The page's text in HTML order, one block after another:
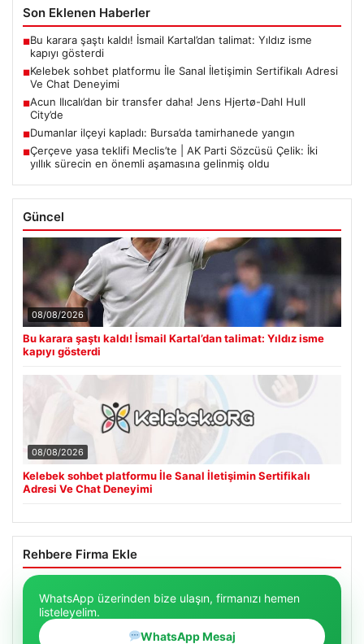
Son Eklenen Haberler
■Bu karara şaştı kaldı! İsmail Kartal’dan talimat: Yıldız isme
kapıyı gösterdi
■Kelebek sohbet platformu İle Sanal İletişimin Sertifikalı Adresi
Ve Chat Deneyimi
■Acun Ilıcalı’dan bir transfer daha! Jens Hjertø-Dahl Hull
City’de
■Dumanlar ilçeyi kapladı: Bursa’da tamirhanede yangın
■Çerçeve yasa teklifi Meclis’te | AK Parti Sözcüsü Çelik: İki
yıllık sürecin en önemli aşamasına gelinmiş oldu
Güncel
08/08/2026
Bu karara şaştı kaldı! İsmail Kartal’dan talimat: Yıldız isme
kapıyı gösterdi
08/08/2026
Kelebek sohbet platformu İle Sanal İletişimin Sertifikalı
Adresi Ve Chat Deneyimi
Rehbere Firma Ekle
WhatsApp üzerinden bize ulaşın, firmanızı hemen
listeleyelim.
WhatsApp Mesaj